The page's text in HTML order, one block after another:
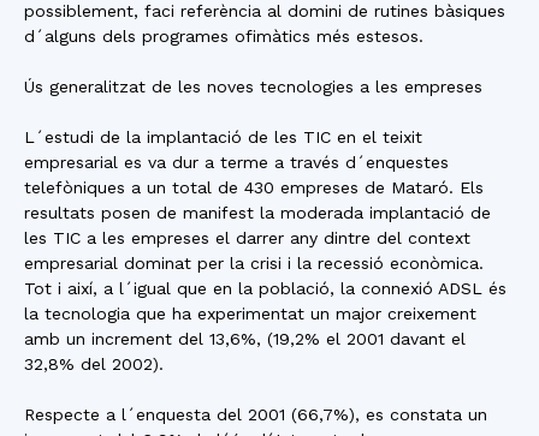
possiblement, faci referència al domini de rutines bàsiques
d´alguns dels programes ofimàtics més estesos.
Ús generalitzat de les noves tecnologies a les empreses
L´estudi de la implantació de les TIC en el teixit
empresarial es va dur a terme a través d´enquestes
telefòniques a un total de 430 empreses de Mataró. Els
resultats posen de manifest la moderada implantació de
les TIC a les empreses el darrer any dintre del context
empresarial dominat per la crisi i la recessió econòmica.
Tot i així, a l´igual que en la població, la connexió ADSL és
la tecnologia que ha experimentat un major creixement
amb un increment del 13,6%, (19,2% el 2001 davant el
32,8% del 2002).
Respecte a l´enquesta del 2001 (66,7%), es constata un